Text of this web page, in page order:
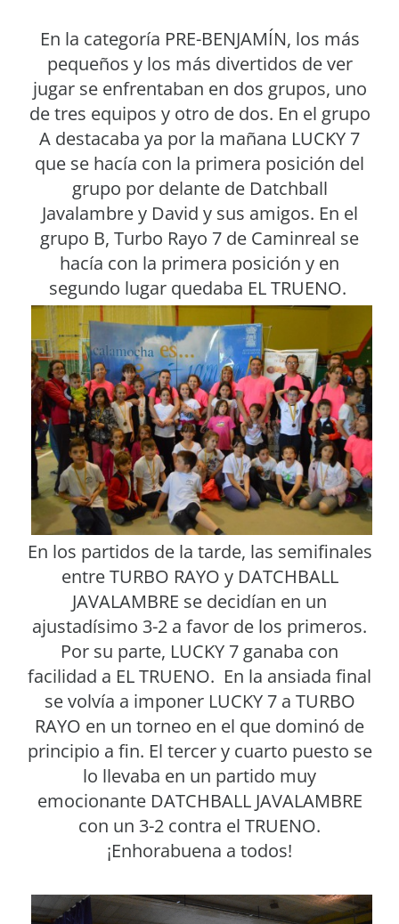
En la categoría PRE-BENJAMÍN, los más
pequeños y los más divertidos de ver
jugar se enfrentaban en dos grupos, uno
de tres equipos y otro de dos. En el grupo
A destacaba ya por la mañana LUCKY 7
que se hacía con la primera posición del
grupo por delante de Datchball
Javalambre y David y sus amigos. En el
grupo B, Turbo Rayo 7 de Caminreal se
hacía con la primera posición y en
segundo lugar quedaba ELTRUENO.
En los partidos de la tarde, las semifinales
entre TURBO RAYO y DATCHBALL
JAVALAMBRE se decidían en un
ajustadísimo 3-2 a favor de los primeros.
Por su parte, LUCKY 7 ganaba con
facilidad a EL TRUENO. En la ansiada final
se volvía a imponer LUCKY 7 a TURBO
RAYO en un torneo en el que dominó de
principio a fin. El tercer y cuarto puesto se
lo llevaba en un partido muy
emocionante DATCHBALL JAVALAMBRE
con un 3-2 contra el TRUENO.
¡Enhorabuena a todos!